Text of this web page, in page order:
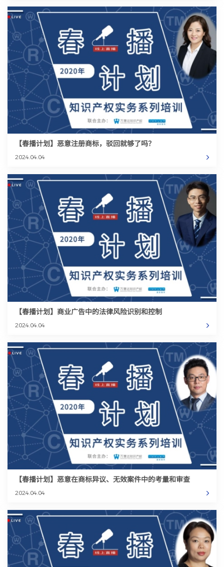
【春播计划】恶意注册商标，驳回就够了吗？
2024.04.04
【春播计划】商业广告中的法律风险识别和控制
2024.04.04
【春播计划】恶意在商标异议、无效案件中的考量和审查
2024.04.04